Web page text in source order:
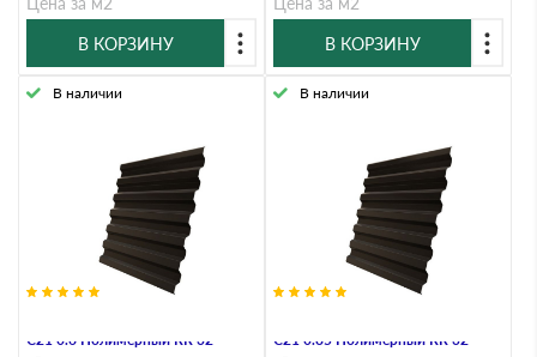
В КОРЗИНУ
В КОРЗИНУ
C21 0.6 Полимерный RR 32
В наличии
C21 0.85 Полимерный RR 32
В наличии